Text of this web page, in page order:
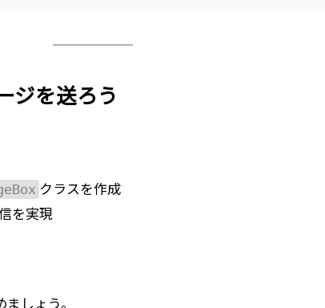
ジを送ろう
クラスを作成
を実現
しょう。